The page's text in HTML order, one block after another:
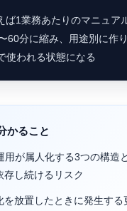
ば1業務あたりのマニュア
60分に縮み、用途別に作
使われる状態になる
かること
用が属人化する3つの構造
存し続けるリスク
を放置したときに発生する